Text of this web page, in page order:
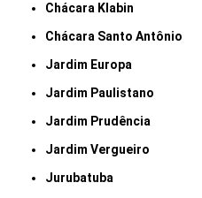
Chácara Klabin
Chácara Santo Antônio
Jardim Europa
Jardim Paulistano
Jardim Prudência
Jardim Vergueiro
Jurubatuba